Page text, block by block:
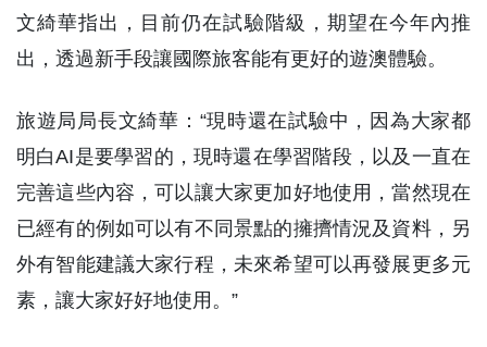
文綺華指出，目前仍在試驗階級，期望在今年內推
出，透過新手段讓國際旅客能有更好的遊澳體驗。
旅遊局局長文綺華：“現時還在試驗中，因為大家都
明白AI是要學習的，現時還在學習階段，以及一直在
完善這些內容，可以讓大家更加好地使用，當然現在
已經有的例如可以有不同景點的擁擠情況及資料，另
外有智能建議大家行程，未來希望可以再發展更多元
素，讓大家好好地使用。”